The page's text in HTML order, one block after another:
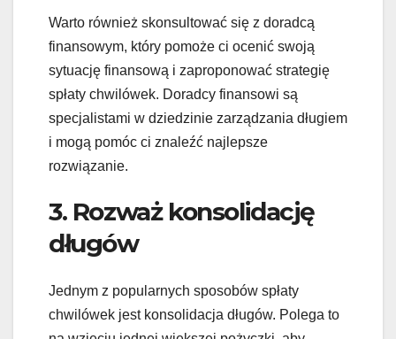
Warto również skonsultować się z doradcą
finansowym, który pomoże ci ocenić swoją
sytuację finansową i zaproponować strategię
spłaty chwilówek. Doradcy finansowi są
specjalistami w dziedzinie zarządzania długiem
i mogą pomóc ci znaleźć najlepsze
rozwiązanie.
3. Rozważ konsolidację
długów
Jednym z popularnych sposobów spłaty
chwilówek jest konsolidacja długów. Polega to